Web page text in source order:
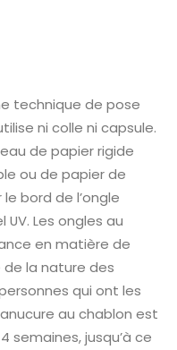
technique de pose
ni colle ni capsule.
de papier rigide
ou de papier de
bord de l’ongle
Les ongles au
en matière de
de la nature des
qui ont les
au chablon est
semaines, jusqu’à ce